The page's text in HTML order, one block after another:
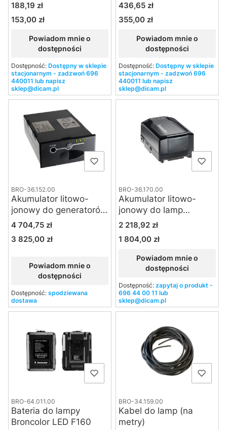
Cena
188,19 zł
Cena
153,00 zł
Powiadom mnie o
dostępności
Dostępność: Dostępny w sklepie
stacjonarnym - zadzwoń 696
440011 lub napisz
sklep@dicam.pl
Cena
436,65 zł
Cena
355,00 zł
Powiadom mnie o
dostępności
Dostępność: Dostępny w sklepie
stacjonarnym - zadzwoń 696
440011 lub napisz
sklep@dicam.pl
BRO-36.152.00
Akumulator litowo-
jonowy do generatorów
Move 1200L
Cena
4 704,75 zł
Cena
3 825,00 zł
Powiadom mnie o
dostępności
Dostępność: spodziewana
dostawa
BRO-36.170.00
Akumulator litowo-
jonowy do lamp
Broncolor Stelos 800 L
Cena
2 218,92 zł
Cena
1 804,00 zł
Powiadom mnie o
dostępności
Dostępność: zapytaj o produkt -
696 44 00 11 lub
sklep@dicam.pl
BRO-64.011.00
Bateria do lampy
Broncolor LED F160
BRO-34.159.00
Kabel do lamp (na
metry)